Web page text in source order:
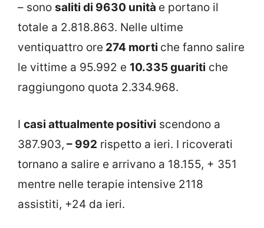
– sono saliti di 9630 unità e portano il
totale a 2.818.863. Nelle ultime
ventiquattro ore 274 morti che fanno salire
le vittime a 95.992 e 10.335 guariti che
raggiungono quota 2.334.968.
I casi attualmente positivi scendono a
387.903, – 992 rispetto a ieri. I ricoverati
tornano a salire e arrivano a 18.155, + 351
mentre nelle terapie intensive 2118
assistiti, +24 da ieri.